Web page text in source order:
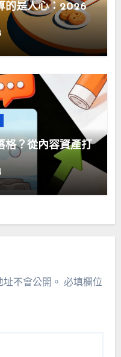
的是人心：2026
格？從內容資產打
不會公開。 必填欄位